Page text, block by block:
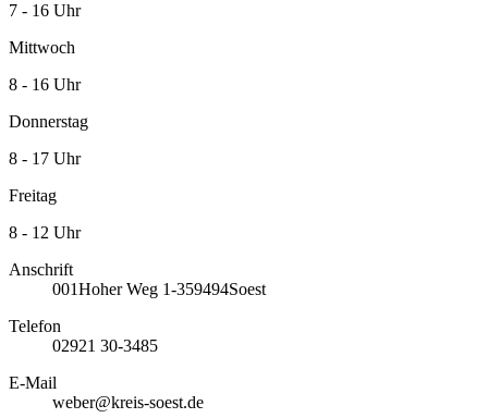
7 - 16 Uhr
Mittwoch
8 - 16 Uhr
Donnerstag
8 - 17 Uhr
Freitag
8 - 12 Uhr
Anschrift
001Hoher Weg 1-359494Soest
Telefon
02921 30-3485
E-Mail
weber@kreis-soest.de